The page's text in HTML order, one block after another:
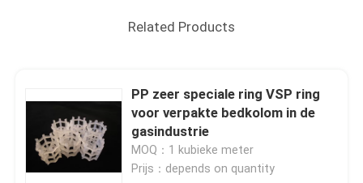
Related Products
PP zeer speciale ring VSP ring
voor verpakte bedkolom in de
gasindustrie
MOQ：1 kubieke meter
Prijs：depends on quantity